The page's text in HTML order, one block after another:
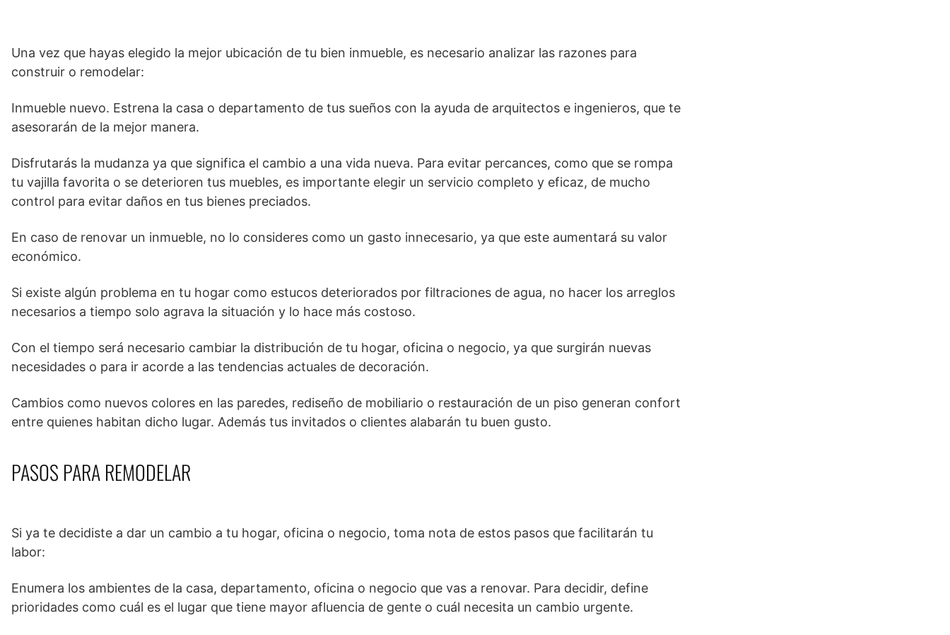
Una vez que hayas elegido la mejor ubicación de tu bien inmueble, es necesario analizar las razones para
construir o remodelar:
Inmueble nuevo. Estrena la casa o departamento de tus sueños con la ayuda de arquitectos e ingenieros, que te
asesorarán de la mejor manera.
Disfrutarás la mudanza ya que significa el cambio a una vida nueva. Para evitar percances, como que se rompa
tu vajilla favorita o se deterioren tus muebles, es importante elegir un servicio completo y eficaz, de mucho
control para evitar daños en tus bienes preciados.
En caso de renovar un inmueble, no lo consideres como un gasto innecesario, ya que este aumentará su valor
económico.
Si existe algún problema en tu hogar como estucos deteriorados por filtraciones de agua, no hacer los arreglos
necesarios a tiempo solo agrava la situación y lo hace más costoso.
Con el tiempo será necesario cambiar la distribución de tu hogar, oficina o negocio, ya que surgirán nuevas
necesidades o para ir acorde a las tendencias actuales de decoración.
Cambios como nuevos colores en las paredes, rediseño de mobiliario o restauración de un piso generan confort
entre quienes habitan dicho lugar. Además tus invitados o clientes alabarán tu buen gusto.
PASOS PARA REMODELAR
Si ya te decidiste a dar un cambio a tu hogar, oficina o negocio, toma nota de estos pasos que facilitarán tu
labor:
Enumera los ambientes de la casa, departamento, oficina o negocio que vas a renovar. Para decidir, define
prioridades como cuál es el lugar que tiene mayor afluencia de gente o cuál necesita un cambio urgente.